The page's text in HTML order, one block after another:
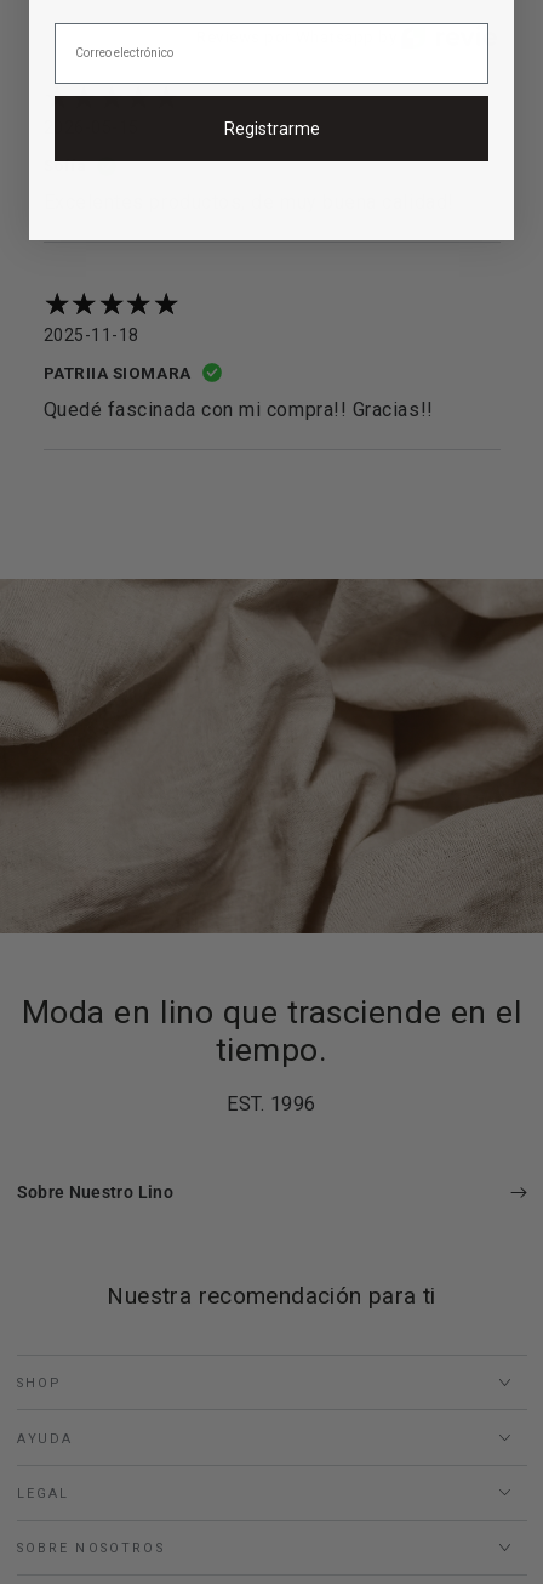
Sofía
2025-11-18
PATRIIA SIOMARA
Quedé fascinada con mi compra!! Gracias!!
Moda en lino que trasciende en el
tiempo.
EST. 1996
Sobre Nuestro Lino
Nuestra recomendación para ti
SHOP
AYUDA
LEGAL
SOBRE NOSOTROS
Registrarme